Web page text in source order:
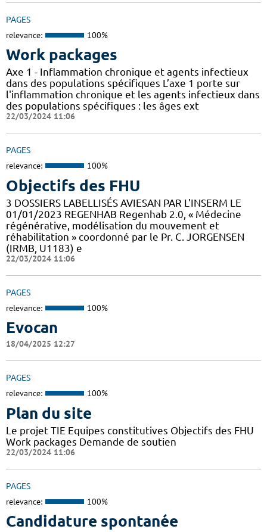
PAGES
relevance: 100%
Work packages
Axe 1 - Inflammation chronique et agents infectieux
dans des populations spécifiques L’axe 1 porte sur
l'inflammation chronique et les agents infectieux dans
des populations spécifiques : les âges ext
22/03/2024 11:06
PAGES
relevance: 100%
Objectifs des FHU
3 DOSSIERS LABELLISÉS AVIESAN PAR L'INSERM LE
01/01/2023 REGENHAB Regenhab 2.0, « Médecine
régénérative, modélisation du mouvement et
réhabilitation » coordonné par le Pr. C. JORGENSEN
(IRMB, U1183) e
22/03/2024 11:06
PAGES
relevance: 100%
Evocan
18/04/2025 12:27
PAGES
relevance: 100%
Plan du site
Le projet TIE Equipes constitutives Objectifs des FHU
Work packages Demande de soutien
22/03/2024 11:06
PAGES
relevance: 100%
Candidature spontanée